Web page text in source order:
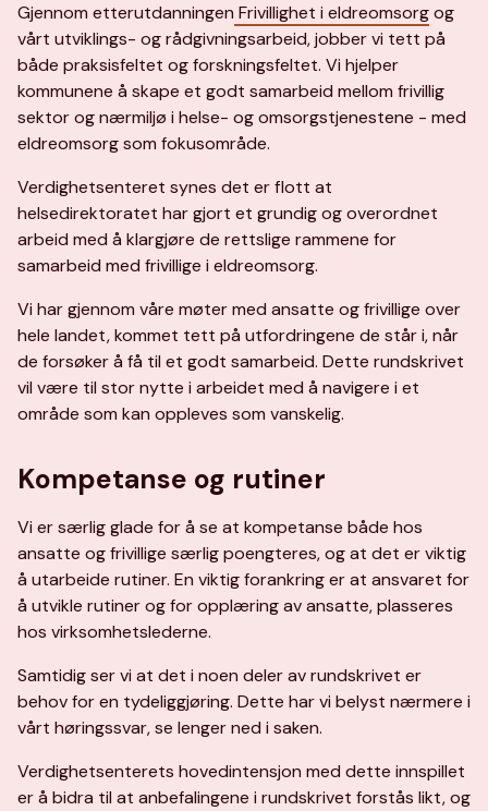
Gjennom etterutdanningen Frivillighet i eldreomsorgog
vårt utviklings- og rådgivningsarbeid, jobber vi tett på
både praksisfeltet og forskningsfeltet. Vi hjelper
kommunene å skape et godt samarbeid mellom frivillig
sektor og nærmiljø i helse- og omsorgstjenestene - med
eldreomsorg som fokusområde.
Verdighetsenteret synes det er flott at
helsedirektoratet har gjort et grundig og overordnet
arbeid med å klargjøre de rettslige rammene for
samarbeid med frivillige i eldreomsorg.
Vi har gjennom våre møter med ansatte og frivillige over
hele landet, kommet tett på utfordringene de står i, når
de forsøker å få til et godt samarbeid. Dette rundskrivet
vil være til stor nytte i arbeidet med å navigere i et
område som kan oppleves som vanskelig.
Kompetanse og rutiner
Vi er særlig glade for å se at kompetanse både hos
ansatte og frivillige særlig poengteres, og at det er viktig
å utarbeide rutiner. En viktig forankring er at ansvaret for
å utvikle rutiner og for opplæring av ansatte, plasseres
hos virksomhetslederne.
Samtidig ser vi at det i noen deler av rundskrivet er
behov for en tydeliggjøring. Dette har vi belyst nærmere i
vårt høringssvar, se lenger ned i saken.
Verdighetsenterets hovedintensjon med dette innspillet
er å bidra til at anbefalingene i rundskrivet forstås likt, og